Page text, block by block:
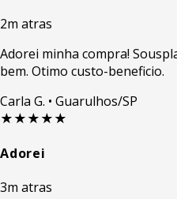
2m atras
Adorei minha compra!
bem. Otimo custo-beneficio.
Carla G. • Guarulhos/SP
★★★★★
Adorei
3m atras